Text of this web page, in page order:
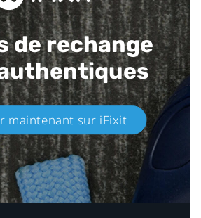
de rechange
maintenant sur iFixit​